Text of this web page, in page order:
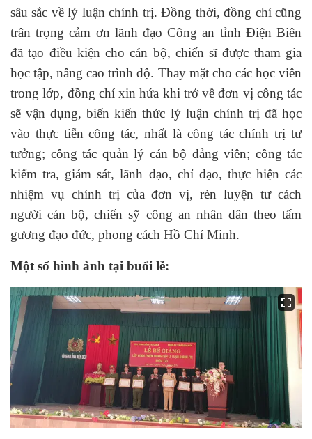
sâu sắc về lý luận chính trị. Đồng thời, đồng chí cũng
trân trọng cảm ơn lãnh đạo Công an tỉnh Điện Biên
đã tạo điều kiện cho cán bộ, chiến sĩ được tham gia
học tập, nâng cao trình độ. Thay mặt cho các học viên
trong lớp, đồng chí xin hứa khi trở về đơn vị công tác
sẽ vận dụng, biến kiến thức lý luận chính trị đã học
vào thực tiễn công tác, nhất là công tác chính trị tư
tưởng; công tác quản lý cán bộ đảng viên; công tác
kiểm tra, giám sát, lãnh đạo, chỉ đạo, thực hiện các
nhiệm vụ chính trị của đơn vị, rèn luyện tư cách
người cán bộ, chiến sỹ công an nhân dân theo tấm
gương đạo đức, phong cách Hồ Chí Minh.
Một số hình ảnh tại buổi lễ: